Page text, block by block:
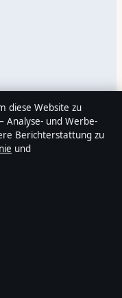
mit
diese Website zu
Analyse- und Werbe-
Berichterstattung zu
und